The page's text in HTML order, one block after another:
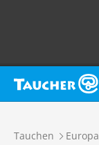
Tauchen Europa